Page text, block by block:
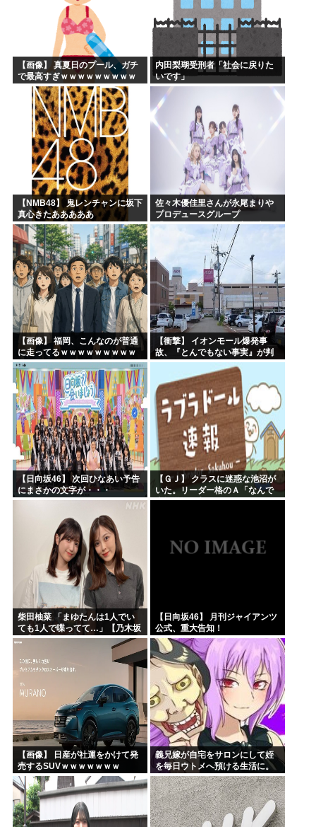
【画像】 真夏日のプール、ガチ
で最高すぎｗｗｗｗｗｗｗｗｗ
内田梨瑚受刑者「社会に戻りた
いです」
【NMB48】 鬼レンチャンに坂下
真心きたあああああ
佐々木優佳里さんが永尾まりや
プロデュースグループ
「WASURENA」に加入発表！
現在のグループと兼任へ【元
AKB48ゆかるん・まりやぎ】
【画像】 福岡、こんなのが普通
に走ってるｗｗｗｗｗｗｗｗｗ
ｗｗｗｗｗｗｗ
【衝撃】 イオンモール爆発事
故、『とんでもない事実』が判
明してしまう・・・・・・
【日向坂46】 次回ひなあい予告
にまさかの文字が・・・
【ＧＪ】 クラスに迷惑な池沼が
いた。リーダー格のＡ「なんで
支援学級に入れないんです
柴田柚菜 「まゆたんは1人でい
ても1人で喋ってて…」【乃木坂
46】
【日向坂46】 月刊ジャイアンツ
公式、重大告知！
【画像】 日産が社運をかけて発
売するSUVｗｗｗｗｗｗｗ
義兄嫁が自宅をサロンにして姪
を毎日ウトメへ預ける生活に。
数年後、そのツケが一気に回っ
てきて…